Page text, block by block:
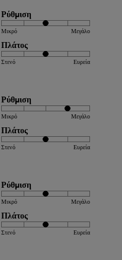
Ρύθμιση
Μικρό Μεγάλο
Πλάτος
Στενό Ευρεία
Ρύθμιση
Μικρό Μεγάλο
Πλάτος
Στενό Ευρεία
Ρύθμιση
Μικρό Μεγάλο
Πλάτος
Στενό Ευρεία